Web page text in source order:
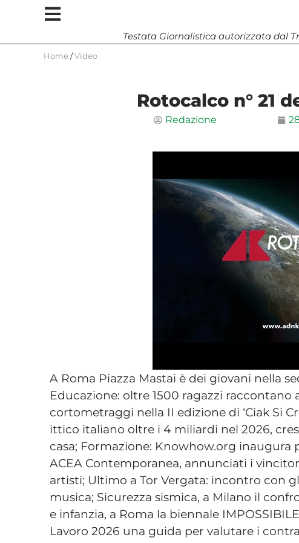
Testata Giornalistica autorizzata dal
Home /Video
Rotocalco n° 21
Redazione
A Roma Piazza Mastai è dei giovani nella
Educazione: oltre 1500 ragazzi
cortometraggi nella II edizione di ‘Ciak Si
ittico italiano oltre i 4 miliardi nel 2026,
casa; Formazione: Knowhow.org
ACEA Contemporanea, annunciati i
artisti; Ultimo a Tor Vergata: incontro con
musica; Sicurezza sismica, a Milano il
e infanzia, a Roma la biennale
Lavoro 2026 una guida per valutare i